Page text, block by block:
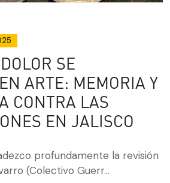
SE
ARTE: MEMORIA Y
CONTRA LAS
EN JALISCO
profundamente la revisión
(Colectivo Guerr...